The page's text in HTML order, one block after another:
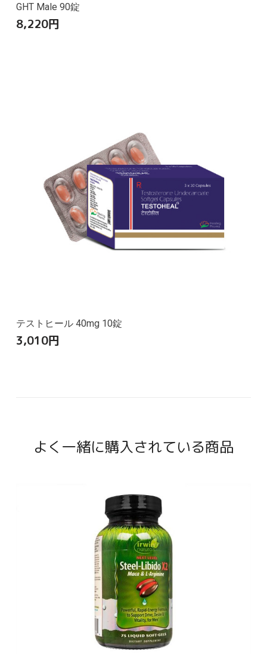
GHT Male 90錠
8,220円
テストヒール 40mg 10錠
3,010円
よく一緒に購入されている商品